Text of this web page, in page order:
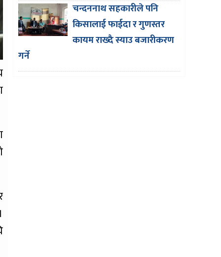
चन्दननाथ सहकारीले पनि
किसालाई फाईदा र गुणस्तर
कायम राख्दै स्याउ बजारीकरण
गर्ने